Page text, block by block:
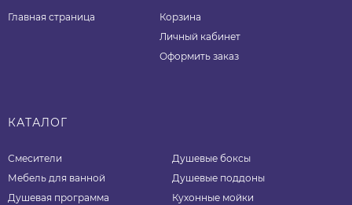
Главная страница
Корзина
Личный кабинет
Оформить заказ
КАТАЛОГ
Смесители
Мебель для ванной
Душевая программа
Душевые боксы
Душевые поддоны
Кухонные мойки